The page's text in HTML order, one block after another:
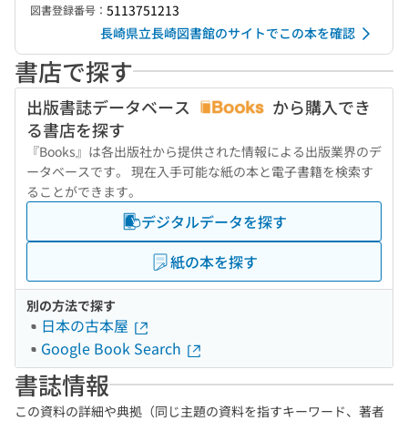
図書登録番号： 5113751213
長崎県立長崎図書館のサイトでこの本を確認
書店で探す
出版書誌データベース
から購入でき
る書店を探す
『Books』は各出版社から提供された情報による出版業界のデ
ータベースです。 現在入手可能な紙の本と電子書籍を検索す
ることができます。
デジタルデータを探す
紙の本を探す
別の方法で探す
日本の古本屋
Google Book Search
書誌情報
この資料の詳細や典拠（同じ主題の資料を指すキーワード、著者